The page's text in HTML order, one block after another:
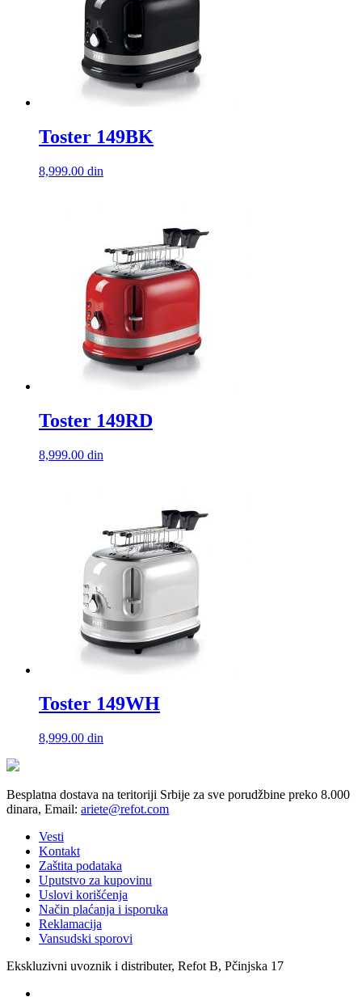
Toster 149BK
8,999.00 din
Toster 149RD
8,999.00 din
Toster 149WH
8,999.00 din
Besplatna dostava na teritoriji Srbije za sve porudžbine preko 8.000
dinara, Email: ariete@refot.com
Vesti
Kontakt
Zaštita podataka
Uputstvo za kupovinu
Uslovi korišćenja
Način plaćanja i isporuka
Reklamacija
Vansudski sporovi
Ekskluzivni uvoznik i distributer, Refot B, Pčinjska 17